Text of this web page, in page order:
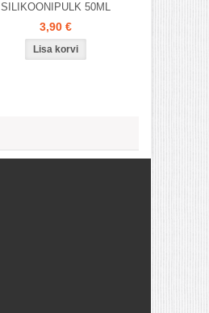
SILIKOONIPULK 50ML
3,90 €